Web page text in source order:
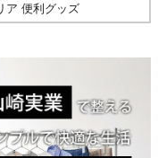
ア 便利グッズ